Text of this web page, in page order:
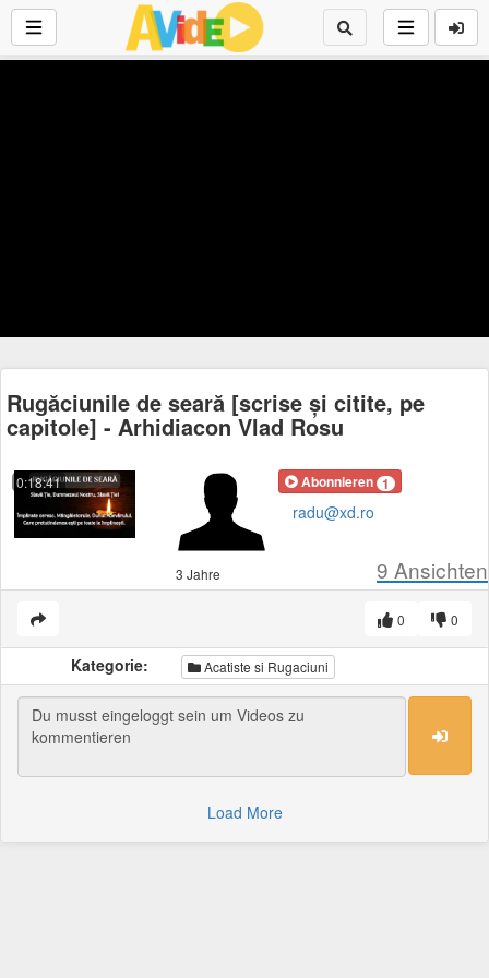
Rugăciunile de seară [scrise și citite, pe
capitole] - Arhidiacon Vlad Rosu
0:18:41 Abonnieren 1
radu@xd.ro
3 Jahre 9 Ansichten
0
0
Kategorie: Acatiste si Rugaciuni
Load More